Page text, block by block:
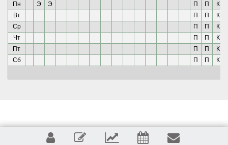
Пн
Э Э П П К
Вт
П П К
Ср
П П К
Чт
П П К
Пт
П П К
Сб
П П К